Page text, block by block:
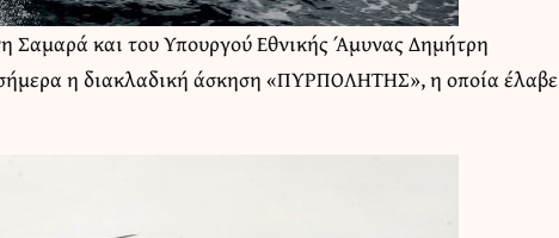
και του Υπουργού Εθνικής Άμυνας Δημήτρη
η διακλαδική άσκηση «ΠΥΡΠΟΛΗΤΗΣ», η οποία έλαβε